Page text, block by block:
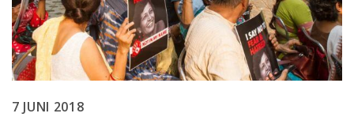
7 JUNI 2018